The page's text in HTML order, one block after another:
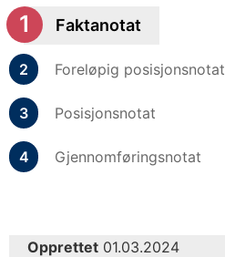
Faktanotat
Foreløpig posisjonsnotat
Posisjonsnotat
Gjennomføringsnotat
Opprettet 01.03.2024